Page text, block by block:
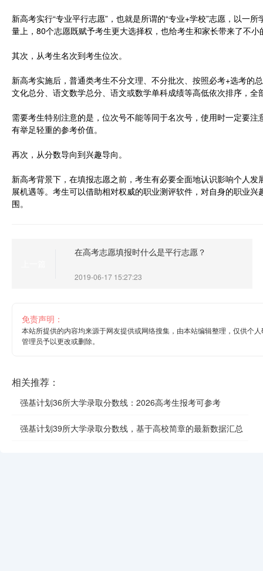
新高考实行“专业平行志愿”，也就是所谓的“专业+学校”志愿，以一
量上，80个志愿既赋予考生更大选择权，也给考生和家长带来了不小
其次，从考生名次到考生位次。
新高考实施后，普通类考生不分文理、不分批次、按照必考+选考的
文化总分、语文数学总分、语文或数学单科成绩等高低依次排序，全
需要考生特别注意的是，位次号不能等同于名次号，使用时一定要
有举足轻重的参考价值。
再次，从分数导向到兴趣导向。
新高考背景下，在填报志愿之前，考生有必要全面地认识影响个人
展机遇等。考生可以借助相对权威的职业测评软件，对自身的职业
围。
在高考志愿填报时什么是平行志愿？
2019-06-17 15:27:23
免责声明：
本站所提供的内容均来源于网友提供或网络搜集，由本站编辑整理，仅供个
管理员予以更改或删除。
相关推荐：
强基计划36所大学录取分数线：2026高考生报考可参考
强基计划39所大学录取分数线，基于高校简章的最新数据汇总